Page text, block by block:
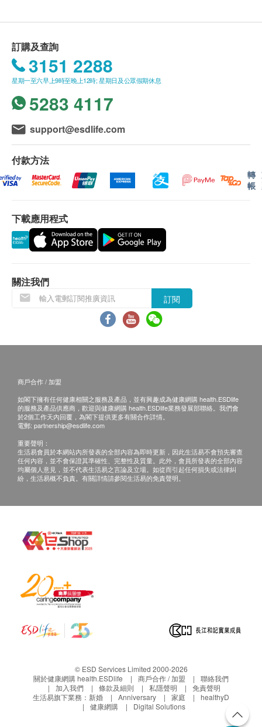
訂購及查詢
3151 2288
星期一至六早上9時至晚上12時; 星期日及公眾假期休息
5283 4117
support@esdlife.com
付款方法
轉
帳
下載應用程式
關注我們
訂閱
商戶合作 / 加盟
如閣下擁有任何健康相關之服務及產品，並有興趣成為健康網購 health.ESDlife
的服務及產品供應商，歡迎與健康網購 health.ESDlife業務發展部聯絡。我們會
於2個工作天內回覆，為閣下提供更多有關合作詳情。
電郵: partnership@esdlife.com
重要聲明：
生活易會員於本網站內所發表的全部內容為即時更新，因此生活易不會預先審查
任何內容，並不會保證其準確性、完整性及質量。此外，會員所發表的全部內容
均屬個人意見，並不代表生活易之言論及立場。如從而引起任何損失或法律糾
紛，生活易概不負責。有關詳情請參閱生活易的免責聲明。
© ESD Services Limited 2000-2026
關於健康網購 health.ESDlife
商戶合作 / 加盟
聯絡我們
加入我們
條款及細則 私隱聲明
免責聲明
生活易旗下業務： 新婚 Anniversary 家庭
healthyD
健康網購
Digital Solutions